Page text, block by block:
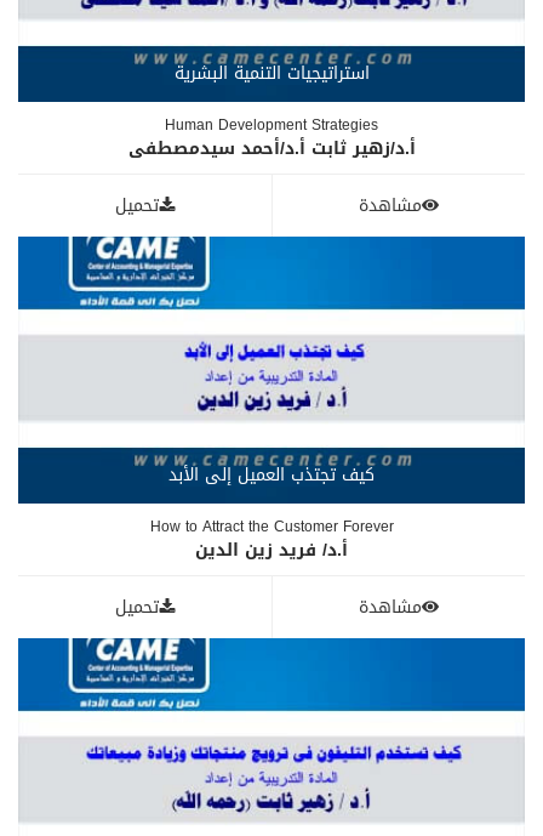
استراتيجيات التنمية البشرية
Human Development Strategies
أ.د/زهير ثابت أ.د/أحمد سيدمصطفى
مشاهدة
تحميل
كيف تجتذب العميل إلى الأبد
How to Attract the Customer Forever
أ.د/ فريد زين الدين
مشاهدة
تحميل